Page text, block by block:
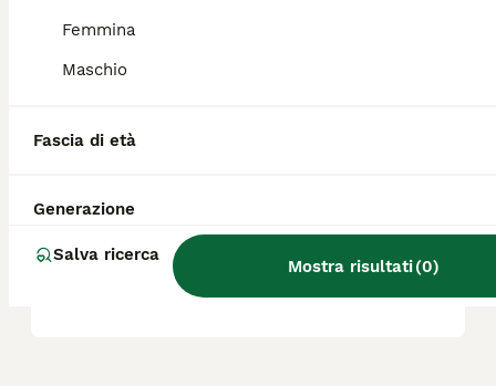
Femmina
Maschio
Fascia di età
Generazione
Salva ricerca
Mostra risultati(0)
È più forte il Presa Canario o
il cane corso?
Qual è la forza del morso del
Qual è il carattere del Presa
Canario?